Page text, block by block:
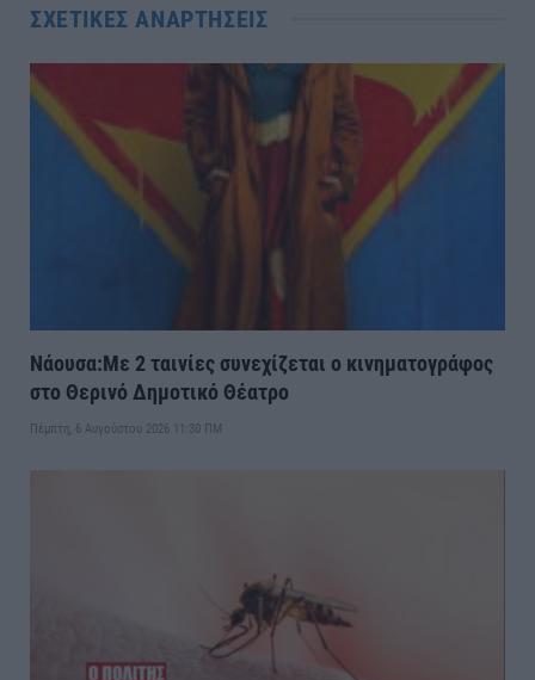
ΣΧΕΤΙΚΈΣ ΑΝΑΡΤΉΣΕΙΣ
Νάουσα:Με 2 ταινίες συνεχίζεται ο κινηματογράφος
στο Θερινό Δημοτικό Θέατρο
Πέμπτη, 6 Αυγούστου 2026 11:30 ΠΜ